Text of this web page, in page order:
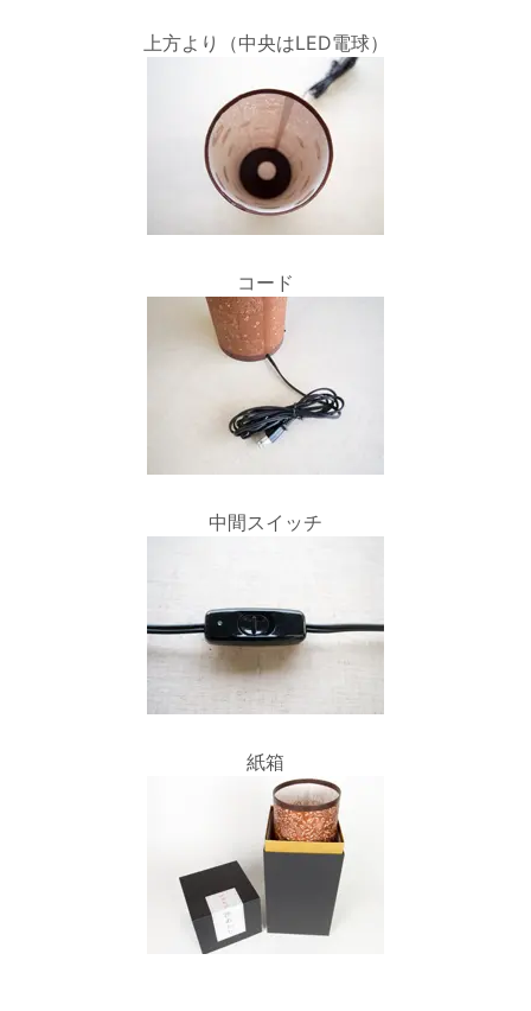
上方より（中央はLED電球）
コード
中間スイッチ
紙箱